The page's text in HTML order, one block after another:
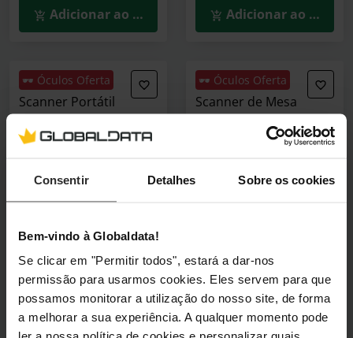
Consentir Detalhes Sobre os cookies
Bem-vindo à Globaldata!
Se clicar em "Permitir todos", estará a dar-nos
permissão para usarmos cookies. Eles servem para que
possamos monitorar a utilização do nosso site, de forma
a melhorar a sua experiência. A qualquer momento pode
Adicionar ao Carrinho Adicionar ao
🕶️ Óculos Oferta
Scanner Portátil
30PPM WiFi
314,90 €
Incl. IVA
3–5 dias úteis
Adicionar ao Carrinho
🕶️ Óculos Oferta
Scanner de Mesa
400 Flatbed CIS A4
2996C010
Incl. IVA
3–5 dias úteis
Adicionar ao